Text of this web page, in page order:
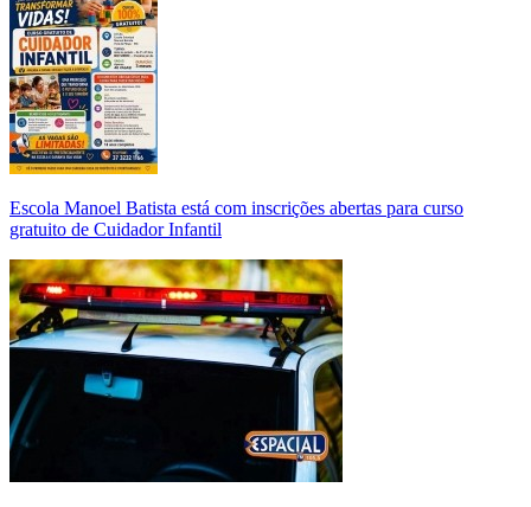
Escola Manoel Batista está com inscrições abertas para curso
gratuito de Cuidador Infantil